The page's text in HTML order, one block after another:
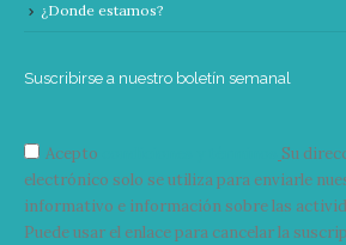
¿Donde estamos?
Suscribirse a nuestro boletín semanal
Acepto
Su
electrónico solo se utiliza para enviarle
informativo e información sobre las
Puede usar el enlace para cancelar la